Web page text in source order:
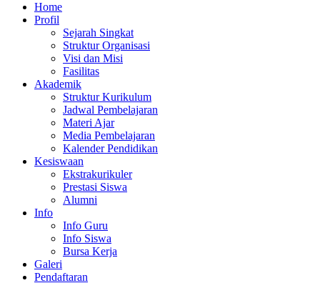
Home
Profil
Sejarah Singkat
Struktur Organisasi
Visi dan Misi
Fasilitas
Akademik
Struktur Kurikulum
Jadwal Pembelajaran
Materi Ajar
Media Pembelajaran
Kalender Pendidikan
Kesiswaan
Ekstrakurikuler
Prestasi Siswa
Alumni
Info
Info Guru
Info Siswa
Bursa Kerja
Galeri
Pendaftaran